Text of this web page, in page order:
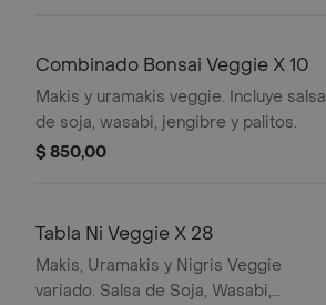
Combinado Bonsai Veggie X 10
Makis y uramakis veggie. Incluye salsa
de soja, wasabi, jengibre y palitos.
$ 850,00
Tabla Ni Veggie X 28
Makis, Uramakis y Nigris Veggie
variado. Salsa de Soja, Wasabi,